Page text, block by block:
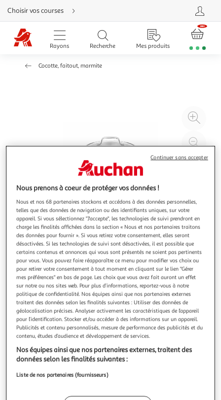
Aller
directement
au
contenu
Aller
directement
Aller
Choisir vos courses
Rayons Recherche Mes produits
Cocotte, faitout, marmite
à
Illustration
précédente
Illustration
suivante
ACTUEL
Faitout induction inox 24 cm
Tous feux dont induction
En savoir +
Vendu parAuchan
Livr. ou retrait dès 1/2 jours
Retrait offert
Plus d'options
39,99€
Nous prenons à coeur de protéger vos données !
Nous et nos 68 partenaires stockons et accédons à des données personnelles,
telles que des données de navigation ou des identifiants uniques, sur votre
appareil. Si vous sélectionnez "J'accepte", les technologies de suivi prendront en
charge les finalités affichées dans la section « Nous et nos partenaires traitons
des données pour fournir ». Si vous retirez votre consentement, elles seront
désactivées. Si les technologies de suivi sont désactivées, il est possible que
certains contenus et annonces qui vous sont présentés ne soient pas pertinents
pour vous. Vous pouvez faire réapparaître ce menu pour modifier vos choix ou
pour retirer votre consentement à tout moment en cliquant sur le lien "Gérer
mes préférences" en bas de page. Les choix que vous avez fait auront un effet
sur notre ou nos sites web. Pour plus d’informations, reportez-vous à notre
politique de confidentialité. Nos équipes ainsi que nos partenaires externes
traitent des données selon les finalités suivantes : Utiliser des données de
géolocalisation précises. Analyser activement les caractéristiques de l’appareil
pour l’identification. Stocker et/ou accéder à des informations sur un appareil.
Publicités et contenu personnalisés, mesure de performance des publicités et du
contenu, études d’audience et développement de services.
Nos équipes ainsi que nos partenaires externes, traitent des
données selon les finalités suivantes :
Liste de nos partenaires (fournisseurs)
Continuer sans accepter